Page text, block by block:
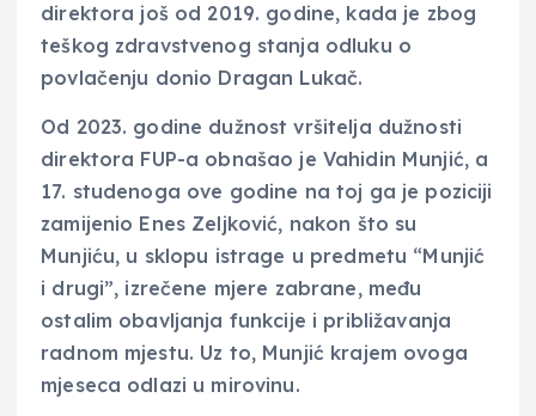
direktora još od 2019. godine, kada je zbog
teškog zdravstvenog stanja odluku o
povlačenju donio Dragan Lukač.
Od 2023. godine dužnost vršitelja dužnosti
direktora FUP-a obnašao je Vahidin Munjić, a
17. studenoga ove godine na toj ga je poziciji
zamijenio Enes Zeljković, nakon što su
Munjiću, u sklopu istrage u predmetu “Munjić
i drugi”, izrečene mjere zabrane, među
ostalim obavljanja funkcije i približavanja
radnom mjestu. Uz to, Munjić krajem ovoga
mjeseca odlazi u mirovinu.